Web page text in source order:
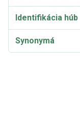
Identifikácia húb
Synonymá